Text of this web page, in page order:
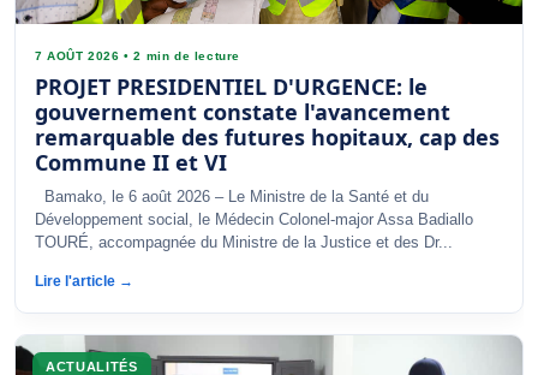
7 AOÛT 2026 •2 min de lecture
PROJET PRESIDENTIEL D'URGENCE: le
gouvernement constate l'avancement
remarquable des futures hopitaux, cap des
Commune II et VI
Bamako, le 6 août 2026 – Le Ministre de la Santé et du
Développement social, le Médecin Colonel-major Assa Badiallo
TOURÉ, accompagnée du Ministre de la Justice et des Dr...
Lire l'article →
ACTUALITÉS